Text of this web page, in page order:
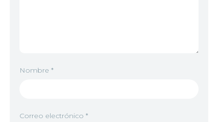
Nombre *
Correo electrónico *